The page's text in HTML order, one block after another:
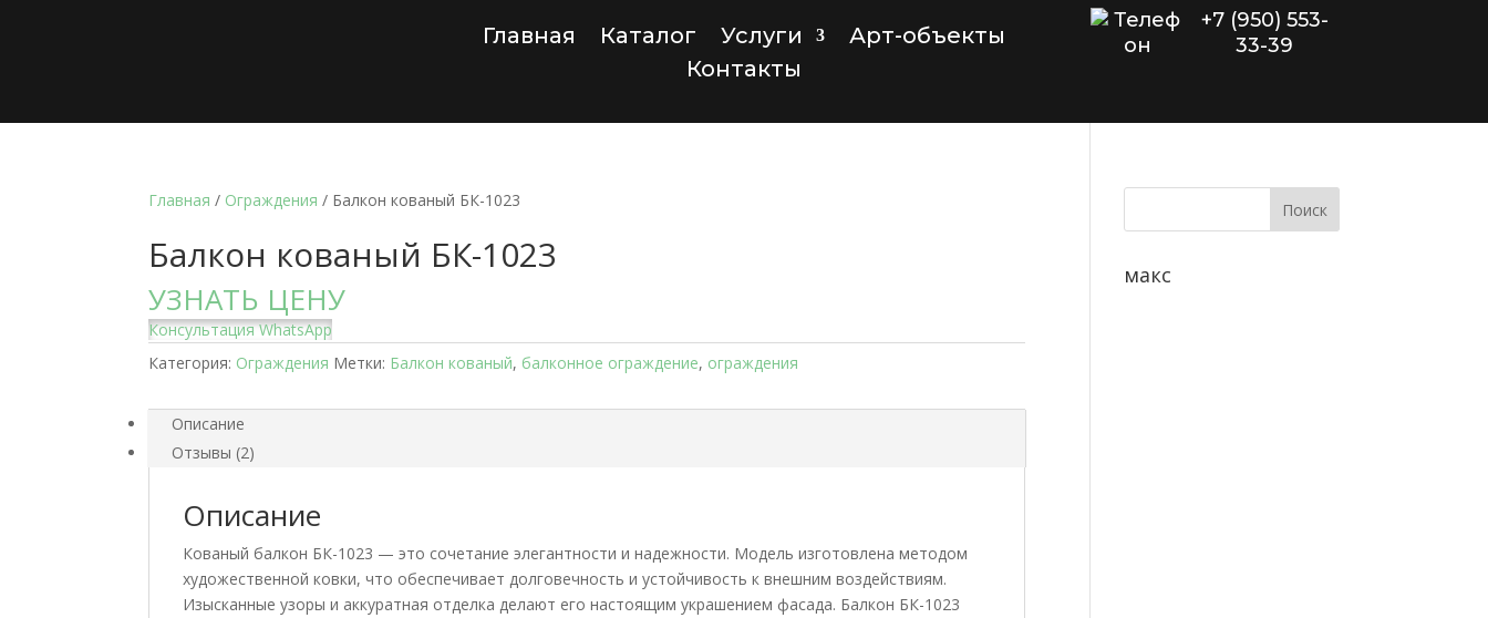
Главная Каталог Услуги
Арт-объекты
Контакты
+7 (950) 553-
33-39
Главная / Ограждения / Балкон кованый БК-1023
Балкон кованый БК-1023
УЗНАТЬ ЦЕНУ
Консультация WhatsApp
Категория: Ограждения Метки: Балкон кованый, балконное ограждение, ограждения
Описание
Отзывы (2)
Описание
Кованый балкон БК-1023 — это сочетание элегантности и надежности. Модель изготовлена методом
художественной ковки, что обеспечивает долговечность и устойчивость к внешним воздействиям.
Изысканные узоры и аккуратная отделка делают его настоящим украшением фасада. Балкон БК-1023
макс